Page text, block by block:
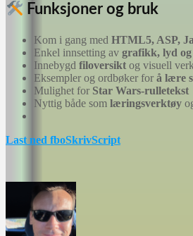
Funksjoner og bruk
Kom i gang med HTML5, ASP,
Enkel innsetting av grafikk, lyd og
Innebygd filoversikt og visuell
Eksempler og ordbøker for å lære
Mulighet for Star Wars-rulletekst
Nyttig både som læringsverktøy
Last ned fboSkrivScript